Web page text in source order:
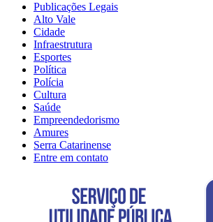
Publicações Legais
Alto Vale
Cidade
Infraestrutura
Esportes
Política
Polícia
Cultura
Saúde
Empreendedorismo
Amures
Serra Catarinense
Entre em contato